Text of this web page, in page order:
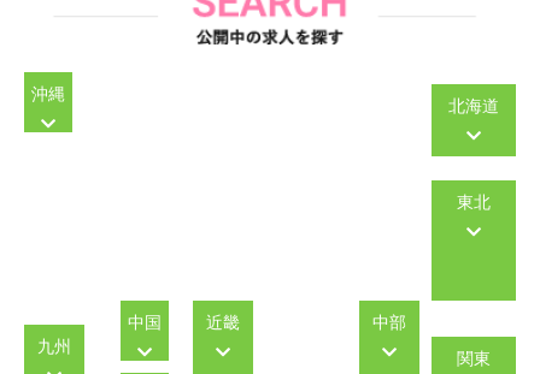
北海道
東北
関東
中部
近畿
中国
九州
沖縄